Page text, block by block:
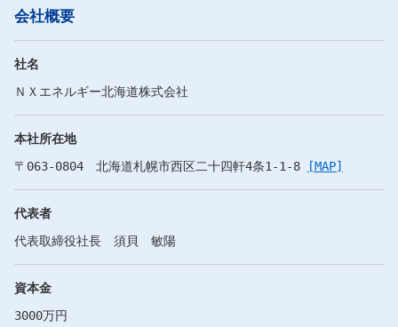
会社概要
社名
ＮＸエネルギー北海道株式会社
本社所在地
〒063-0804 北海道札幌市西区二十四軒4条1-1-8 [MAP]
代表者
代表取締役社長 須貝 敏陽
資本金
3000万円